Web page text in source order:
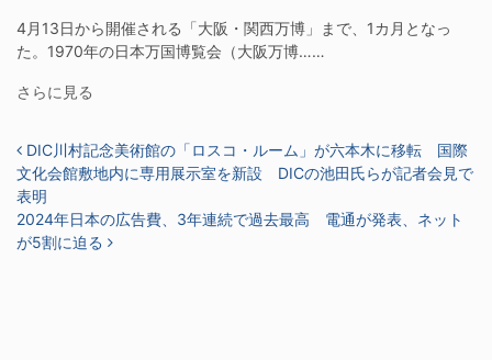
4月13日から開催される「大阪・関西万博」まで、1カ月となっ
た。1970年の日本万国博覧会（大阪万博……
さらに見る
投稿ナビゲーション
DIC川村記念美術館の「ロスコ・ルーム」が六本木に移転 国際
文化会館敷地内に専用展示室を新設 DICの池田氏らが記者会見で
表明
2024年日本の広告費、3年連続で過去最高 電通が発表、ネット
が5割に迫る